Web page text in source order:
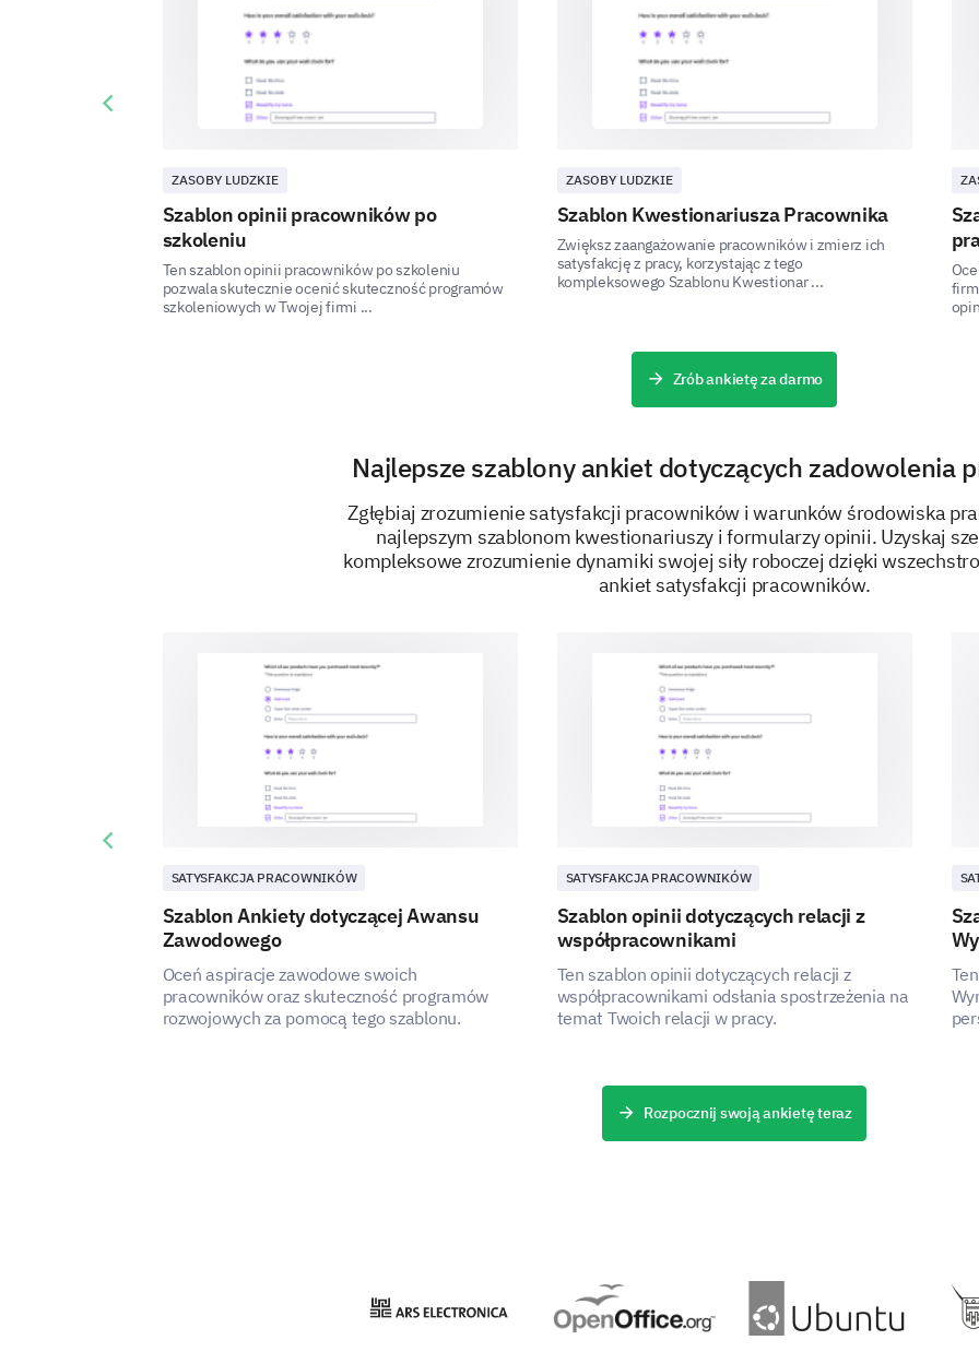
Job satisfaction levels
Job security
Please indicate yes, no or uncertain to the
I would recommend this organization as a
I foresee myself working with this
ZASILANE PRZEZ
ZASOBY LUDZKIE
Szablon opinii pracowników po
szkoleniu
Ten szablon opinii pracowników po szkoleniu
pozwala skutecznie ocenić skuteczność programów
szkoleniowych w Twojej firmi ...
ZASOBY LUDZKIE
Szablon Kwestionariusza Pracownika
Zwiększ zaangażowanie pracowników i zmierz ich
satysfakcję z pracy, korzystając z tego
kompleksowego Szablonu Kwestionar ...
Previous slide
Zrób ankietę za darmo
Najlepsze szablony ankiet dotyczących zadowolenia
Zgłębiaj zrozumienie satysfakcji pracowników i warunków środowiska
najlepszym szablonom kwestionariuszy i formularzy opinii. Uzyskaj
kompleksowe zrozumienie dynamiki swojej siły roboczej dzięki
ankiet satysfakcji pracowników.
SATYSFAKCJA PRACOWNIKÓW
Szablon Ankiety dotyczącej Awansu
Zawodowego
Oceń aspiracje zawodowe swoich
pracowników oraz skuteczność programów
rozwojowych za pomocą tego szablonu.
SATYSFAKCJA PRACOWNIKÓW
Szablon opinii dotyczących relacji z
współpracownikami
Ten szablon opinii dotyczących relacji z
współpracownikami odsłania spostrzeżenia na
temat Twoich relacji w pracy.
Previous slide
Rozpocznij swoją ankietę teraz